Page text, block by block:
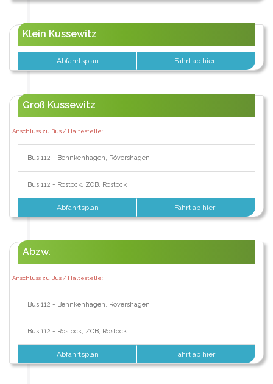
Klein Kussewitz
Abfahrtsplan Fahrt ab hier
Groß Kussewitz
Anschluss zu Bus / Haltestelle:
Bus 112 - Behnkenhagen, Rövershagen
Bus 112 - Rostock, ZOB, Rostock
Abfahrtsplan Fahrt ab hier
Abzw.
Anschluss zu Bus / Haltestelle:
Bus 112 - Behnkenhagen, Rövershagen
Bus 112 - Rostock, ZOB, Rostock
Abfahrtsplan Fahrt ab hier